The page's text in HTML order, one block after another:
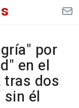
por
en el
tras dos
él